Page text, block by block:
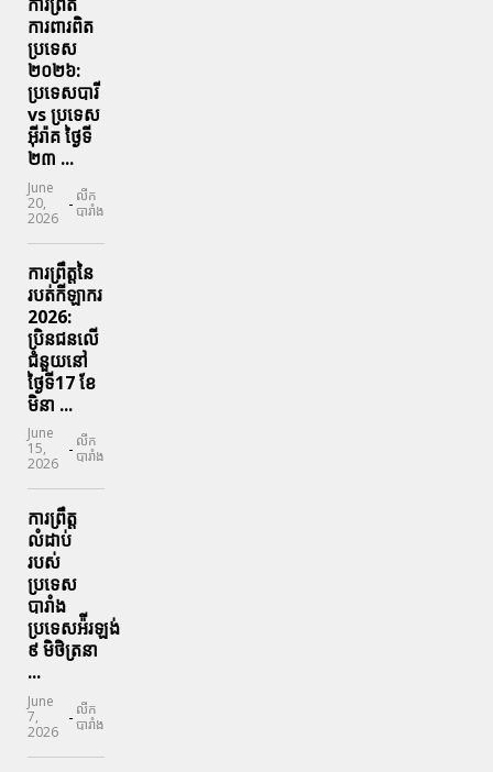
ការព្រឹតិ
ការពារ​ពិត
ប្រទេស
២០២៦:
ប្រទេសបារី
vs ប្រទេស
អ៊ីរ៉ាគ ថ្ងៃទី​
២៣ ...
June
20,
2026
- លីក
បារាំង
ការព្រឹត្តនៃ
របត់កីឡាករ
2026:
ប្រិនជនលើ
ជំនួយនៅ
ថ្ងៃទី17 ខែ
មិនា ...
June
15,
2026
- លីក
បារាំង
ការព្រឹត្ត
លំដាប់
របស់
ប្រទេស
បារាំង
ប្រទេសអ៉ីរឡង់
៩ មិថិត្រនា
...
June
7,
2026
- លីក
បារាំង